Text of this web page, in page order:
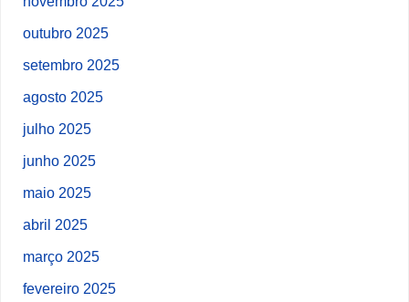
outubro 2025
setembro 2025
agosto 2025
julho 2025
junho 2025
maio 2025
abril 2025
março 2025
fevereiro 2025